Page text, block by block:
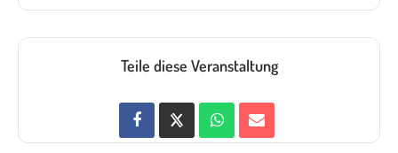
Teile diese Veranstaltung